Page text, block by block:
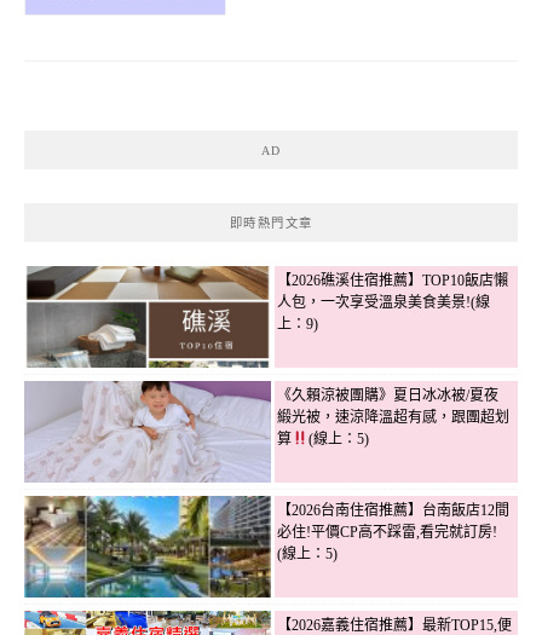
AD
即時熱門文章
【2026礁溪住宿推薦】TOP10飯店懶
人包，一次享受溫泉美食美景!(線
上：9)
《久賴涼被團購》夏日冰冰被/夏夜
緞光被，速涼降溫超有感，跟團超划
算
(線上：5)
【2026台南住宿推薦】台南飯店12間
必住!平價CP高不踩雷,看完就訂房!
(線上：5)
【2026嘉義住宿推薦】最新TOP15,便